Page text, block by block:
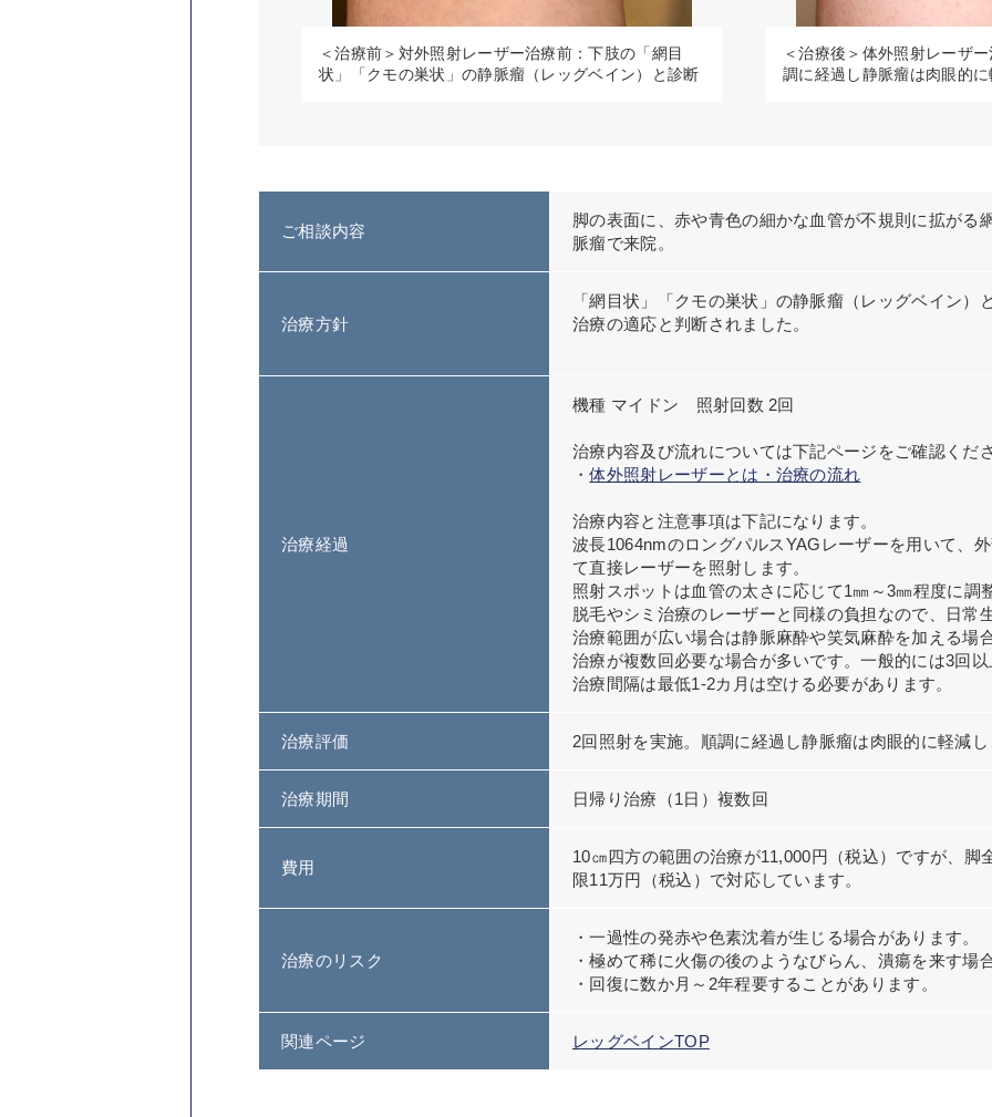
＜治療前＞対外照射レーザー治療前：下肢の「網目
状」「クモの巣状」の静脈瘤（レッグベイン）と診断
＜治療後＞体外照射レーザ
調に経過し静脈瘤は肉眼的
ご相談内容
脚の表面に、赤や青色の細かな血管が不規則に拡がる
脈瘤で来院。
治療方針
「網目状」「クモの巣状」の静脈瘤（レッグベイン）
治療の適応と判断されました。
治療経過
機種 マイドン 照射回数 2回
治療内容及び流れについては下記ページをご確認くだ
・体外照射レーザーとは・治療の流れ
治療内容と注意事項は下記になります。
波長1064nmのロングパルスYAGレーザーを用いて、
て直接レーザーを照射します。
照射スポットは血管の太さに応じて1㎜～3㎜程度に調
脱毛やシミ治療のレーザーと同様の負担なので、日常
治療範囲が広い場合は静脈麻酔や笑気麻酔を加える場
治療が複数回必要な場合が多いです。一般的には3回
治療間隔は最低1-2カ月は空ける必要があります。
治療評価 2回照射を実施。順調に経過し静脈瘤は肉眼的に軽減
治療期間 日帰り治療（1日）複数回
費用
10㎝四方の範囲の治療が11,000円（税込）ですが、脚
限11万円（税込）で対応しています。
治療のリスク
・一過性の発赤や色素沈着が生じる場合があります。
・極めて稀に火傷の後のようなびらん、潰瘍を来す場
・回復に数か月～2年程要することがあります。
関連ページ レッグベインTOP